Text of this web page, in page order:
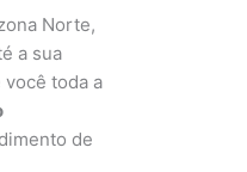
Norte,
a sua
toda a
de